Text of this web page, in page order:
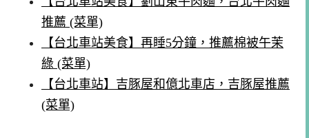
推薦 (菜單)
【台北車站美食】再睡5分鐘，推薦棉被午茉
綠 (菜單)
【台北車站】吉豚屋和億北車店，吉豚屋推薦
(菜單)